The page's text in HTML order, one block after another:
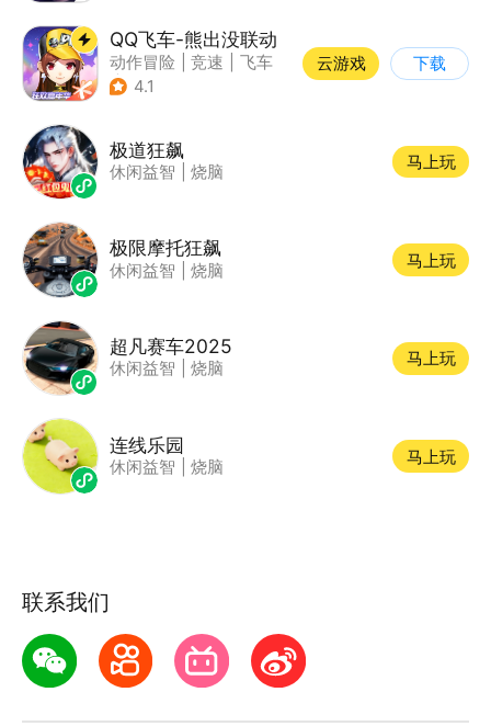
QQ飞车-熊出没联动
动作冒险 竞速
飞车
| 漂移
4.1
云游戏 下载
极道狂飙
休闲益智 烧脑
马上玩
极限摩托狂飙
休闲益智 烧脑
马上玩
超凡赛车2025
休闲益智 烧脑
马上玩
连线乐园
休闲益智 烧脑
马上玩
联系我们